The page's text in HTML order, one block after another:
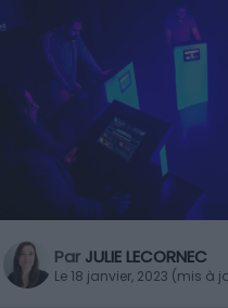
Par JULIE LECORNEC
Le 18 janvier, 2023 (mis à